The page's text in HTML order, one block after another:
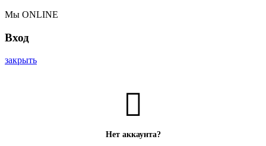
Мы ONLINE
Вход
закрыть
Нет аккаунта?